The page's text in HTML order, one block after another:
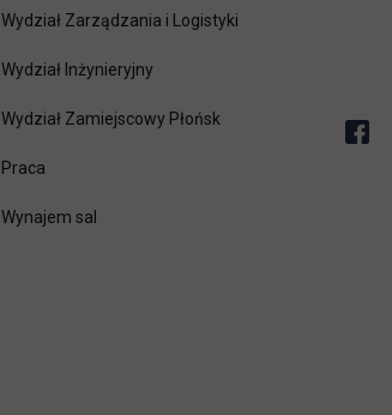
Wydział Zarządzania i Logistyki
Wydział Inżynieryjny
Wydział Zamiejscowy Płońsk
Pracalink otwiera się w nowej karcie
Wynajem sal